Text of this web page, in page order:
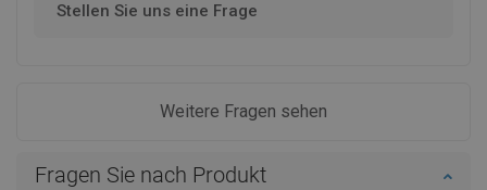
Stellen Sie uns eine Frage
Weitere Fragen sehen
Fragen Sie nach Produkt